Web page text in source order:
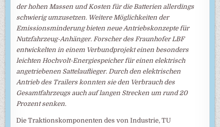
der hohen Massen und Kosten für die Batterien allerdings
schwierig umzusetzen. Weitere Möglichkeiten der
Emissionsminderung bieten neue Antriebskonzepte für
Nutzfahrzeug-Anhänger. Forscher des Fraunhofer LBF
entwickelten in einem Verbundprojekt einen besonders
leichten Hochvolt-Energiespeicher für einen elektrisch
angetriebenen Sattelauflieger. Durch den elektrischen
Antrieb des Trailers konnten sie den Verbrauch des
Gesamtfahrzeugs auch auf langen Strecken um rund 20
Prozent senken.
Die Traktionskomponenten des von Industrie, TU